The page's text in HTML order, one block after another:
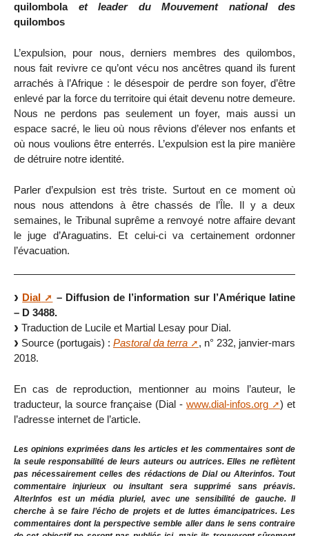
quilombola et leader du Mouvement national des
quilombos
L’expulsion, pour nous, derniers membres des quilombos,
nous fait revivre ce qu’ont vécu nos ancêtres quand ils furent
arrachés à l’Afrique : le désespoir de perdre son foyer, d’être
enlevé par la force du territoire qui était devenu notre demeure.
Nous ne perdons pas seulement un foyer, mais aussi un
espace sacré, le lieu où nous rêvions d’élever nos enfants et
où nous voulions être enterrés. L’expulsion est la pire manière
de détruire notre identité.
Parler d’expulsion est très triste. Surtout en ce moment où
nous nous attendons à être chassés de l’Île. Il y a deux
semaines, le Tribunal suprême a renvoyé notre affaire devant
le juge d’Araguatins. Et celui-ci va certainement ordonner
l’évacuation.
Dial
– Diffusion de l’information sur l’Amérique latine
– D 3488.
Traduction de Lucile et Martial Lesay pour Dial.
Source (portugais) : Pastoral da terra
, n° 232, janvier-mars
2018.
En cas de reproduction, mentionner au moins l’auteur, le
traducteur, la source française (Dial - www.dial-infos.org
) et
l’adresse internet de l’article.
Les opinions exprimées dans les articles et les commentaires sont de
la seule responsabilité de leurs auteurs ou autrices. Elles ne reflètent
pas nécessairement celles des rédactions de Dial ou Alterinfos. Tout
commentaire injurieux ou insultant sera supprimé sans préavis.
AlterInfos est un média pluriel, avec une sensibilité de gauche. Il
cherche à se faire l’écho de projets et de luttes émancipatrices. Les
commentaires dont la perspective semble aller dans le sens contraire